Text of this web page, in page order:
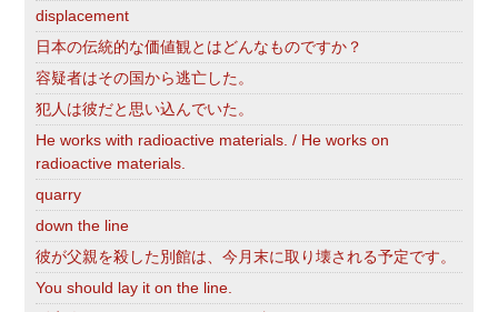
displacement
日本の伝統的な価値観とはどんなものですか？
容疑者はその国から逃亡した。
犯人は彼だと思い込んでいた。
He works with radioactive materials. / He works on
radioactive materials.
quarry
down the line
彼が父親を殺した別館は、今月末に取り壊される予定です。
You should lay it on the line.